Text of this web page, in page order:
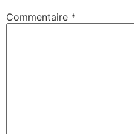
Commentaire *